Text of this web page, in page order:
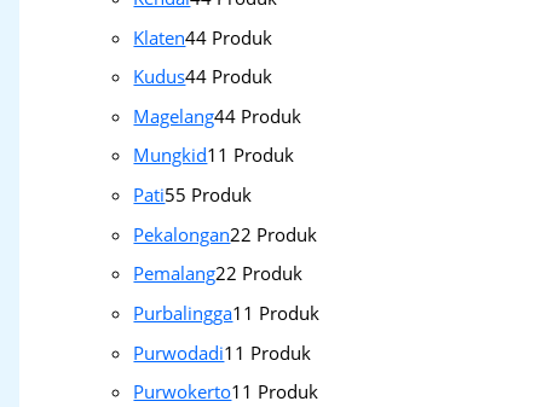
Klaten44 Produk
Kudus44 Produk
Magelang44 Produk
Mungkid1 1 Produk
Pati55 Produk
Pekalongan22 Produk
Pemalang22 Produk
Purbalingga1 1 Produk
Purwodadi1 1 Produk
Purwokerto1 1 Produk